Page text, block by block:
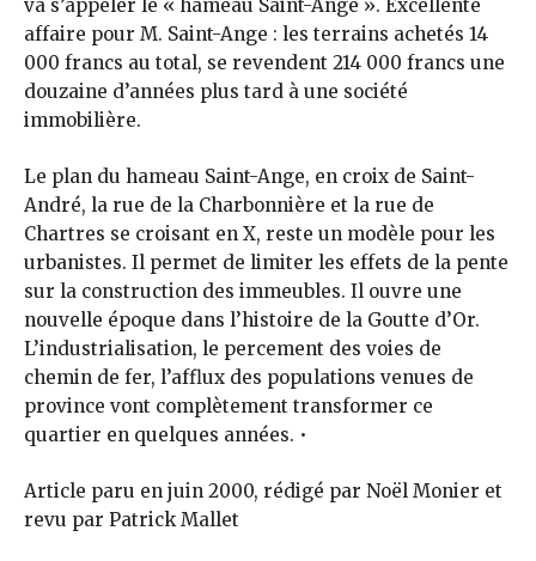
va s’appeler le « hameau Saint-Ange ». Excellente
affaire pour M. Saint-Ange : les terrains achetés 14
000 francs au total, se revendent 214 000 francs une
douzaine d’années plus tard à une société
immobilière.
Le plan du hameau Saint-Ange, en croix de Saint-
André, la rue de la Charbonnière et la rue de
Chartres se croisant en X, reste un modèle pour les
urbanistes. Il permet de limiter les effets de la pente
sur la construction des immeubles. Il ouvre une
nouvelle époque dans l’histoire de la Goutte d’Or.
L’industrialisation, le percement des voies de
chemin de fer, l’afflux des populations venues de
province vont complètement transformer ce
quartier en quelques années. •
Article paru en juin 2000, rédigé par Noël Monier et
revu par Patrick Mallet